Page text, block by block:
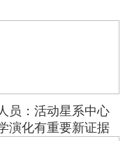
员：活动星系中心
演化有重要新证据